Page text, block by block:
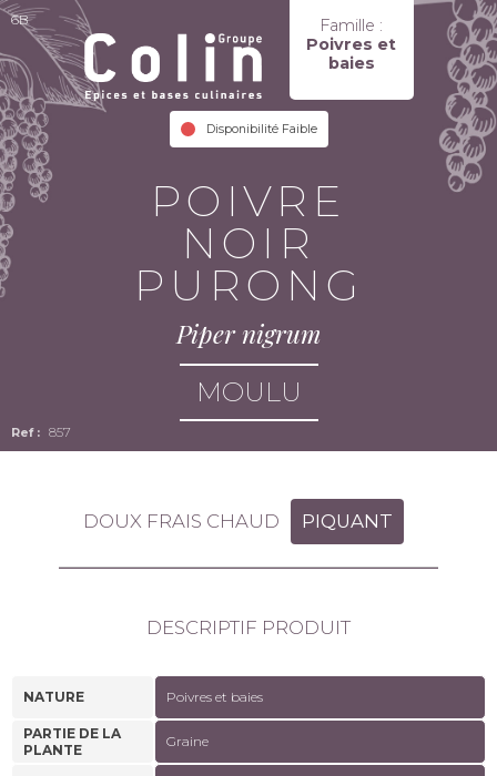
Famille :
Poivres et
baies
Disponibilité Faible
6B
857
POIVRE
NOIR
PURONG
Piper nigrum
MOULU
DOUX FRAIS CHAUD PIQUANT
DESCRIPTIF PRODUIT
NATURE Poivres et baies
PARTIE DE LA
PLANTE
Graine